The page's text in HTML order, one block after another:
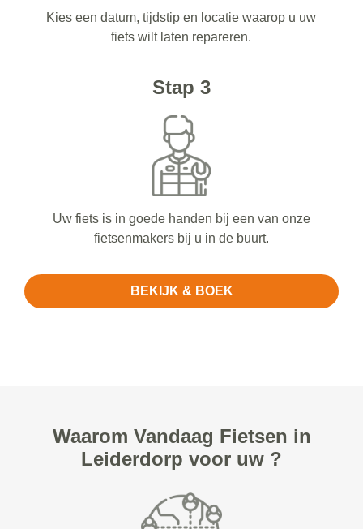
Kies een datum, tijdstip en locatie waarop u uw
fiets wilt laten repareren.
Stap 3
Uw fiets is in goede handen bij een van onze
fietsenmakers bij u in de buurt.
BEKIJK & BOEK
Waarom Vandaag Fietsen in
Leiderdorp voor uw ?